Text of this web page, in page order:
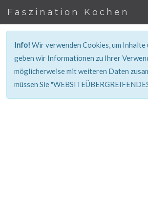
Faszination Kochen
Info!Wir verwenden Cookies, um
geben wir Informationen zu Ihrer
möglicherweise mit weiteren Daten
müssen Sie